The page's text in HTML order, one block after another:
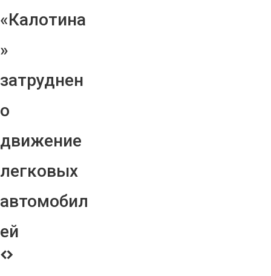
«Калотина
»
затруднен
о
движение
легковых
автомобил
ей